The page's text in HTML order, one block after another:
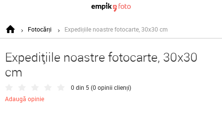
Fotocărți Expedițiile noastre fotocarte, 30x30 cm
Expedițiile noastre fotocarte, 30x30
cm
0 din 5 (0 opinii clienți)
Adaugă opinie